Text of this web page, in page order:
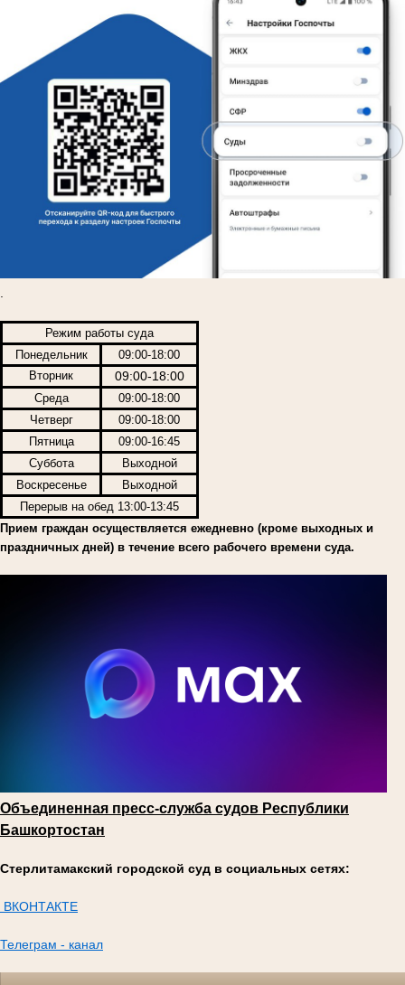
Режим работы суда
Понедельник
09:00-18:00
Вторник
09:00-18:00
Среда
09:00-18:00
Четверг
09:00-18:00
Пятница
09:00-16:45
Суббота
Выходной
Воскресенье
Выходной
Перерыв на обед 13:00-13:45
Прием граждан осуществляется ежедневно (кроме выходных и
праздничных дней) в течение всего рабочего времени суда.
Объединенная пресс-служба судов Республики
Башкортостан
Стерлитамакский городской суд в социальных сетях:
ВКОНТАКТЕ
Телеграм - канал